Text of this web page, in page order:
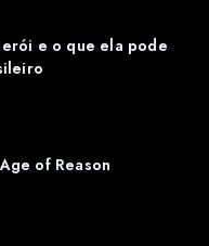
e o que ela pode
of Reason